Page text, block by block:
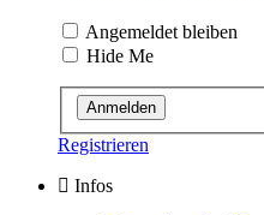
Angemeldet bleiben
Hide Me
Registrieren
Infos